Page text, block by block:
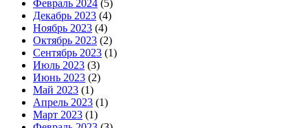
Февраль 2024 (5)
Декабрь 2023 (4)
Ноябрь 2023 (4)
Октябрь 2023 (2)
Сентябрь 2023 (1)
Июль 2023 (3)
Июнь 2023 (2)
Май 2023 (1)
Апрель 2023 (1)
Март 2023 (1)